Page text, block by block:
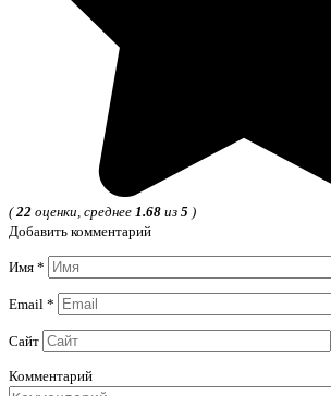
(22 оценки, среднее 1.68 из 5 )
Добавить комментарий
Имя *
Email *
Сайт
Комментарий